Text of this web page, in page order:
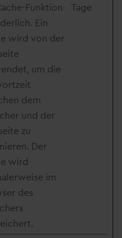
Funktion
Ein
wird von der
um die
dem
und der
zu
Der
wird
im
des
Tage